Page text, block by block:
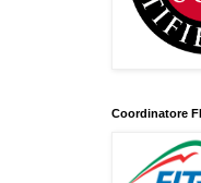
Coordinatore